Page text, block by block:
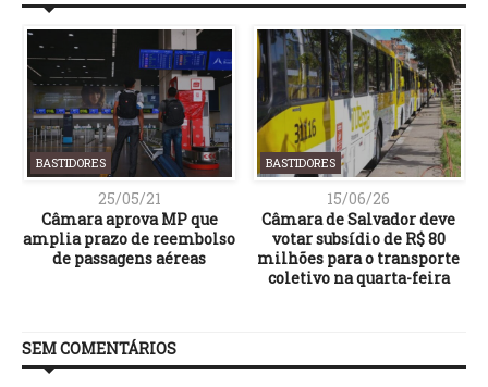
BASTIDORES
25/05/21
Câmara aprova MP que
amplia prazo de reembolso
de passagens aéreas
BASTIDORES
15/06/26
Câmara de Salvador deve
votar subsídio de R$ 80
milhões para o transporte
coletivo na quarta-feira
SEM COMENTÁRIOS